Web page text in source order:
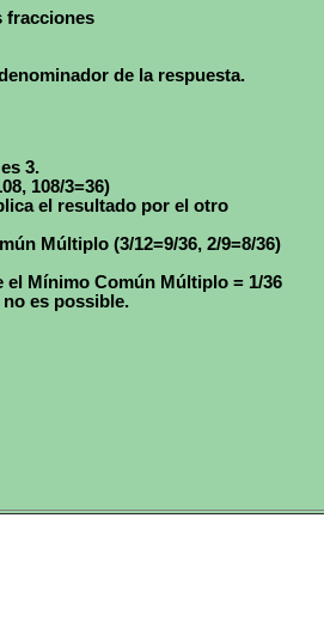
fracciones
de la respuesta.
3.
108/3=36)
el resultado por el otro
Múltiplo (3/12=9/36, 2/9=8/36)
Mínimo Común Múltiplo = 1/36
es possible.